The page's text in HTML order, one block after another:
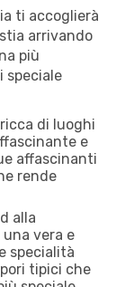
ti accoglierà
arrivando
più
speciale
di luoghi
e
affascinanti
rende
alla
vera e
specialità
tipici che